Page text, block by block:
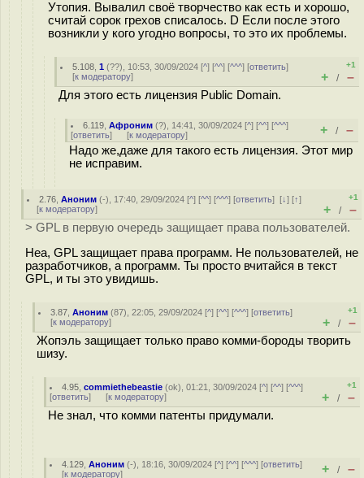
Утопия. Вывалил своё творчество как есть и хорошо,
считай сорок грехов списалось. D Если после этого
возникли у кого угодно вопросы, то это их проблемы.
5.108 ,1 (??), 10:53, 30/09/2024 [^] [^^] [^^^] [ответить]
[к модератору]
+1
+ / –
Для этого есть лицензия Public Domain.
6.119 ,Афроним (?), 14:41, 30/09/2024 [^] [^^] [^^^]
[ответить] [к модератору] + / –
Надо же,даже для такого есть лицензия. Этот мир
не исправим.
2.76 ,Аноним (-), 17:40, 29/09/2024 [^] [^^] [^^^] [ответить][↓] [↑]
[к модератору]
+1
+ / –
> GPL в первую очередь защищает права пользователей.
Неа, GPL защищает права программ. Не пользователей, не
разработчиков, а программ. Ты просто вчитайся в текст
GPL, и ты это увидишь.
3.87 ,Аноним (87), 22:05, 29/09/2024 [^] [^^] [^^^] [ответить]
[к модератору]
+1
+ / –
Жопэль защищает только право комми-бороды творить
шизу.
4.95 ,commiethebeastie (ok), 01:21, 30/09/2024 [^] [^^] [^^^]
[ответить] [к модератору]
+1
+ / –
Не знал, что комми патенты придумали.
4.129 ,Аноним (-), 18:16, 30/09/2024 [^] [^^] [^^^] [ответить]
[к модератору] + / –